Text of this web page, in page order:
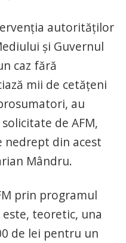
autorităților
și Guvernul
caz fără
mii de cetățeni
au
de AFM,
nedrept din acest
Mândru.
prin programul
este, teoretic, una
de lei pentru un